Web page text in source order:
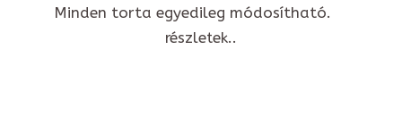
Minden torta egyedileg módosítható.
részletek..